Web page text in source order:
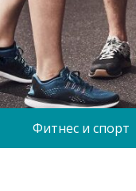
Фитнес и спорт